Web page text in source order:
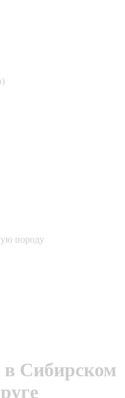
породу
в Сибирском